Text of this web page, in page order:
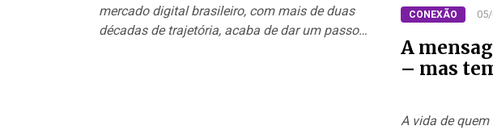
mercado digital brasileiro, com mais de duas
décadas de trajetória, acaba de dar um passo…
CONEXÃO
A
– mas
A vida de